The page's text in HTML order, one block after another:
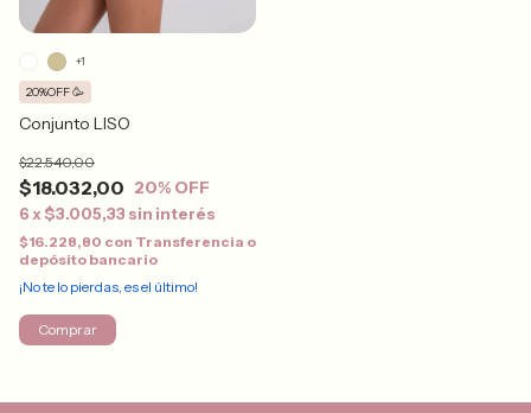
Conjunto LISO
$18.032,00
$22.540,00
20% OFF
6 x$3.005,33 sin interés
20%OFF 🥳
$16.228,80 con Transferencia o
depósito bancario
¡No te lo pierdas, es el último!
+1
Comprar